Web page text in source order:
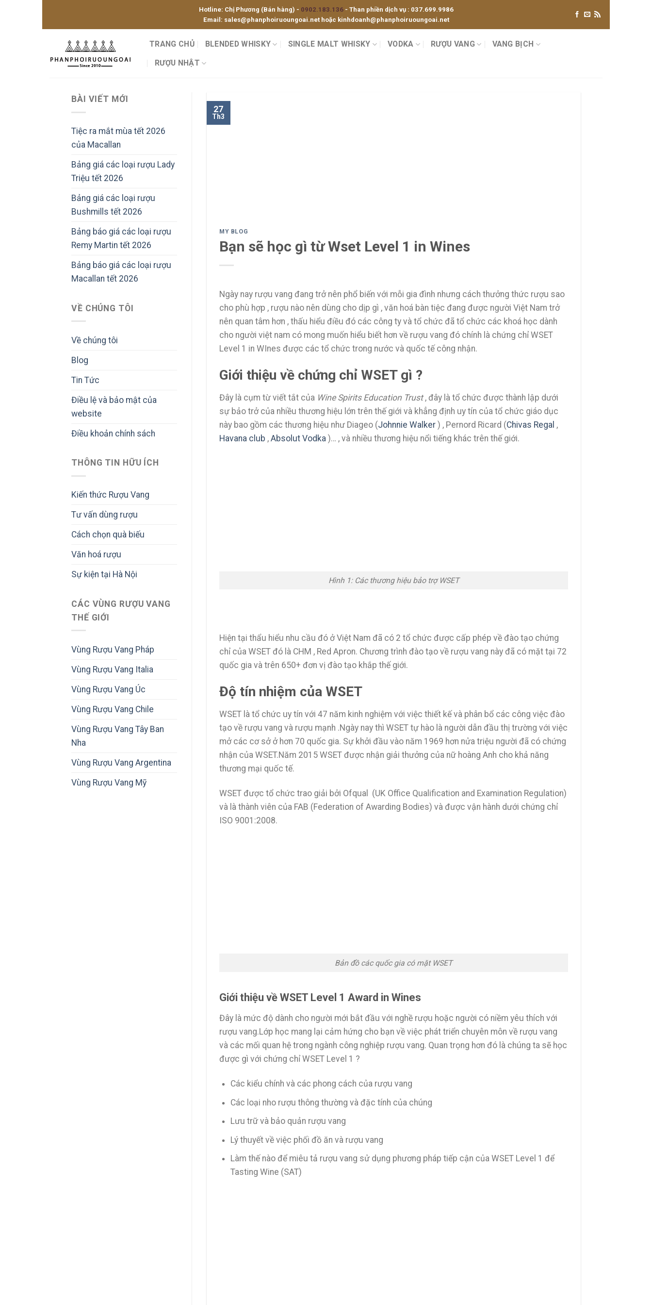
Hotline: Chị Phương (Bán hàng) - 0902.183.136 - Than phiền dịch vụ : 037.699.9986
Email: sales@phanphoiruoungoai.nethoặc kinhdoanh@phanphoiruoungoai.net
TRANG CHỦ BLENDED WHISKY SINGLE MALT WHISKY VODKA RƯỢU VANG VANG BỊCH
RƯỢU NHẬT
BÀI VIẾT MỚI
Tiệc ra mắt mùa tết 2026
của Macallan
Bảng giá các loại rượu Lady
Triệu tết 2026
Bảng giá các loại rượu
Bushmills tết 2026
Bảng báo giá các loại rượu
Remy Martin tết 2026
Bảng báo giá các loại rượu
Macallan tết 2026
VỀ CHÚNG TÔI
Về chúng tôi
Blog
Tin Tức
Điều lệ và bảo mật của
website
Điều khoản chính sách
THÔNG TIN HỮU ÍCH
Kiến thức Rượu Vang
Tư vấn dùng rượu
Cách chọn quà biếu
Văn hoá rượu
Sự kiện tại Hà Nội
CÁC VÙNG RƯỢU VANG
THẾ GIỚI
Vùng Rượu Vang Pháp
Vùng Rượu Vang Italia
Vùng Rượu Vang Úc
Vùng Rượu Vang Chile
Vùng Rượu Vang Tây Ban
Nha
Vùng Rượu Vang Argentina
Vùng Rượu Vang Mỹ
27
Th3
MY BLOG
Bạn sẽ học gì từ Wset Level 1 in Wines
Ngày nay rượu vang đang trở nên phổ biến với mỗi gia đình nhưng cách thưởng thức rượu sao
cho phù hợp , rượu nào nên dùng cho dịp gì , văn hoá bàn tiệc đang được người Việt Nam trở
nên quan tâm hơn , thấu hiểu điều đó các công ty và tổ chức đã tổ chức các khoá học dành
cho người việt nam có mong muốn hiểu biết hơn về rượu vang đó chính là chứng chỉ WSET
Level 1 in WInes được các tổ chức trong nước và quốc tế công nhận.
Giới thiệu về chứng chỉ WSET gì ?
Đây là cụm từ viết tắt của Wine Spirits Education Trust, đây là tổ chức được thành lập dưới
sự bảo trở của nhiều thương hiệu lớn trên thế giới và khẳng định uy tín của tổ chức giáo dục
này bao gồm các thương hiệu như Diageo (Johnnie Walker ) , Pernord Ricard (Chivas Regal ,
Havana club , Absolut Vodka )… , và nhiều thương hiệu nổi tiếng khác trên thế giới.
Hình 1: Các thương hiệu bảo trợ WSET
Hiện tại thẩu hiểu nhu cầu đó ở Việt Nam đã có 2 tổ chức được cấp phép về đào tạo chứng
chỉ của WSET đó là CHM , Red Apron. Chương trình đào tạo về rượu vang này đã có mặt tại 72
quốc gia và trên 650+ đơn vị đào tạo khắp thế giới.
Độ tín nhiệm của WSET
WSET là tổ chức uy tín với 47 năm kinh nghiệm với việc thiết kế và phân bổ các công việc đào
tạo về rượu vang và rượu mạnh .Ngày nay thì WSET tự hào là người dẫn đầu thị trường với việc
mở các cơ sở ở hơn 70 quốc gia. Sự khởi đầu vào năm 1969 hơn nửa triệu người đã có chứng
nhận của WSET.Năm 2015 WSET được nhận giải thưởng của nữ hoàng Anh cho khả năng
thương mại quốc tế.
WSET được tổ chức trao giải bởi Ofqual (UK Office Qualification and Examination Regulation)
và là thành viên của FAB (Federation of Awarding Bodies) và được vận hành dưới chứng chỉ
ISO 9001:2008.
Bản đồ các quốc gia có mặt WSET
Giới thiệu về WSET Level 1 Award in Wines
Đây là mức độ dành cho người mới bắt đầu với nghề rượu hoặc người có niềm yêu thích với
rượu vang.Lớp học mang lại cảm hứng cho bạn về việc phát triển chuyên môn về rượu vang
và các mối quan hệ trong ngành công nghiệp rượu vang. Quan trọng hơn đó là chúng ta sẽ học
được gì với chứng chỉ WSET Level 1 ?
Các kiểu chính và các phong cách của rượu vang
Các loại nho rượu thông thường và đặc tính của chúng
Lưu trữ và bảo quản rượu vang
Lý thuyết về việc phối đồ ăn và rượu vang
Làm thế nào để miêu tả rượu vang sử dụng phương pháp tiếp cận của WSET Level 1 để
Tasting Wine (SAT)